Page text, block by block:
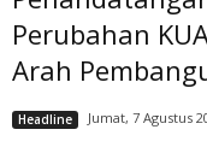
Perubahan
Arah
Headline Jumat, 7 Agustus